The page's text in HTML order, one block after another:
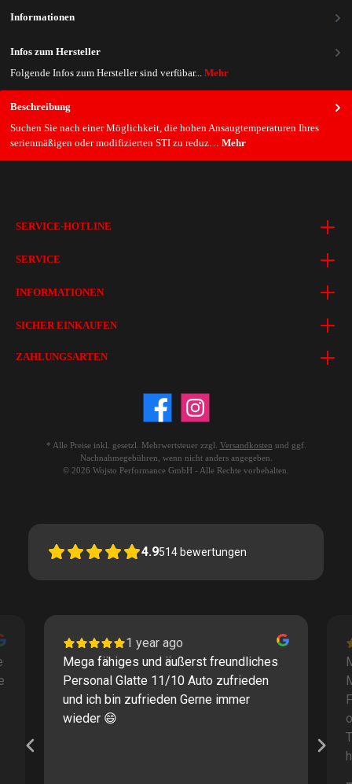
Beschreibung
Suchen Sie nach einer Möglichkeit, die hohen Ansaugtemperaturen Ihres
serienmäßigen oder modifizierten STI zu reduz… Mehr
Informationen
Infos zum Hersteller
Folgende Infos zum Hersteller sind verfübar... Mehr
SERVICE-HOTLINE
SERVICE
INFORMATIONEN
SICHER EINKAUFEN
ZAHLUNGSARTEN
* Alle Preise inkl. gesetzl. Mehrwertsteuer zzgl. Versandkosten und ggf.
Nachnahmegebühren, wenn nicht anders angegeben.
© 2026 Wojsto Performance GmbH - Alle Rechte vorbehalten.
4.9514 bewertungen
1 year ago
Mega fähiges und äußerst freundliches
Personal Glatte 11/10 Auto zufrieden
und ich bin zufrieden Gerne immer
wieder 😄